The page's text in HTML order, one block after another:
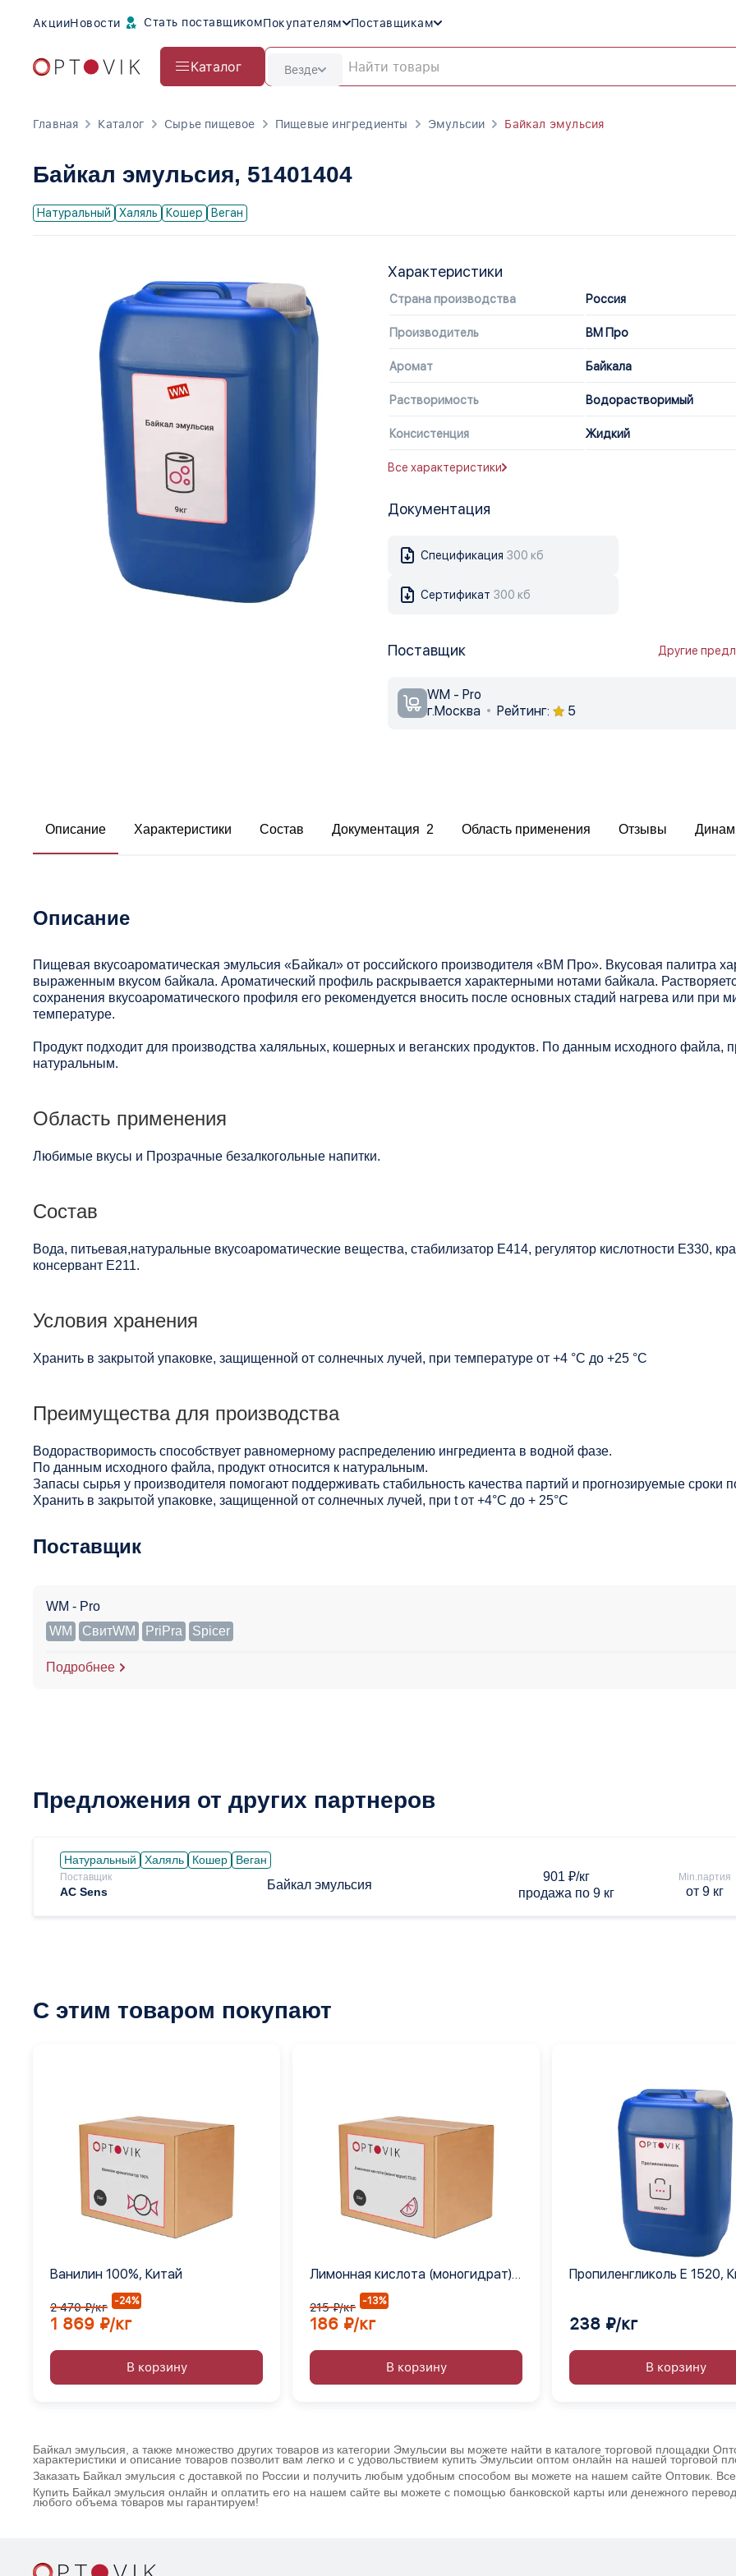
АкцииНовости Стать поставщикомПокупателям Поставщикам
Каталог Везде
Главная Каталог Сырье пищевое Пищевые ингредиенты Эмульсии Байкал эмульсия
Байкал эмульсия, 51401404
Натуральный Халяль Кошер Веган
Характеристики
Страна производства Россия
Производитель ВМ Про
Аромат Байкала
Растворимость Водорастворимый
Консистенция Жидкий
Все характеристики
Документация
Спецификация 300 кб
Сертификат 300 кб
Поставщик Другие
WM - Pro
г.Москва
Рейтинг: 5
Описание Характеристики Состав Документация 2 Область применения Отзывы
Описание
Пищевая вкусоароматическая эмульсия «Байкал» от российского производителя «ВМ Про». Вкусовая палитра
выраженным вкусом байкала. Ароматический профиль раскрывается характерными нотами байкала.
сохранения вкусоароматического профиля его рекомендуется вносить после основных стадий нагрева или при
температуре.
Продукт подходит для производства халяльных, кошерных и веганских продуктов. По данным исходного файла,
натуральным.
Область применения
Любимые вкусы и Прозрачные безалкогольные напитки.
Состав
Вода, питьевая,натуральные вкусоароматические вещества, стабилизатор Е414, регулятор кислотности Е330,
консервант Е211.
Условия хранения
Хранить в закрытой упаковке, защищенной от солнечных лучей, при температуре от +4 °C до +25 °C
Преимущества для производства
Водорастворимость способствует равномерному распределению ингредиента в водной фазе.
По данным исходного файла, продукт относится к натуральным.
Запасы сырья у производителя помогают поддерживать стабильность качества партий и прогнозируемые сроки
Хранить в закрытой упаковке, защищенной от солнечных лучей, при t от +4°C до + 25°С
Поставщик
WM - Pro
WM
СвитWM PriPra Spicer
Подробнее
Предложения от других партнеров
Натуральный Халяль Кошер Веган
Поставщик
AC Sens Байкал эмульсия
901 ₽/кг
продажа по 9 кг
Min.партия
от 9 кг
С этим товаром покупают
Ванилин 100%, Китай
2 470 ₽/кг -24%
1 869 ₽/кг
В корзину
Лимонная кислота (моногидрат)
215 ₽/кг -13%
186 ₽/кг
В корзину
Пропиленгликоль Е 1520,
238 ₽/кг
В корзину
Байкал эмульсия, а также множество других товаров из категории Эмульсии вы можете найти в каталоге торговой площадки
характеристики и описание товаров позволит вам легко и с удовольствием купить Эмульсии оптом онлайн на нашей торговой
Заказать Байкал эмульсия с доставкой по России и получить любым удобным способом вы можете на нашем сайте Оптовик.
Купить Байкал эмульсия онлайн и оплатить его на нашем сайте вы можете с помощью банковской карты или денежного
любого объема товаров мы гарантируем!